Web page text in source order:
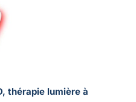
thérapie lumière à